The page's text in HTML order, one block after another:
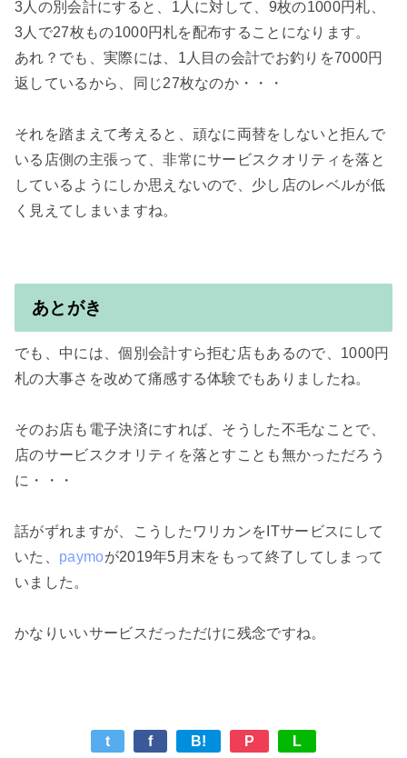
3人の別会計にすると、1人に対して、9枚の1000円札、
3人で27枚もの1000円札を配布することになります。
あれ？でも、実際には、1人目の会計でお釣りを7000円
返しているから、同じ27枚なのか・・・
それを踏まえて考えると、頑なに両替をしないと拒んで
いる店側の主張って、非常にサービスクオリティを落と
しているようにしか思えないので、少し店のレベルが低
く見えてしまいますね。
あとがき
でも、中には、個別会計すら拒む店もあるので、1000円
札の大事さを改めて痛感する体験でもありましたね。
そのお店も電子決済にすれば、そうした不毛なことで、
店のサービスクオリティを落とすことも無かっただろう
に・・・
話がずれますが、こうしたワリカンをITサービスにして
いた、 paymoが2019年5月末をもって終了してしまって
いました。
t f B! P L